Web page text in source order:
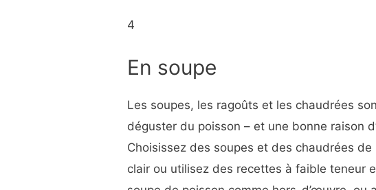
4
En soupe
Les soupes, les ragoûts et les chaudrées
déguster du poisson – et une bonne raison
Choisissez des soupes et des chaudrées
clair ou utilisez des recettes à faible teneur